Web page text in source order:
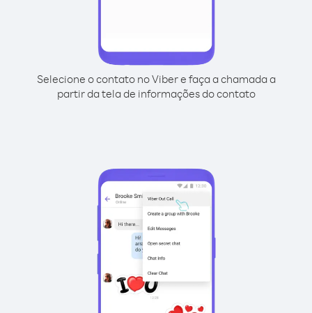
Selecione o contato no Viber e faça a chamada a
partir da tela de informações do contato